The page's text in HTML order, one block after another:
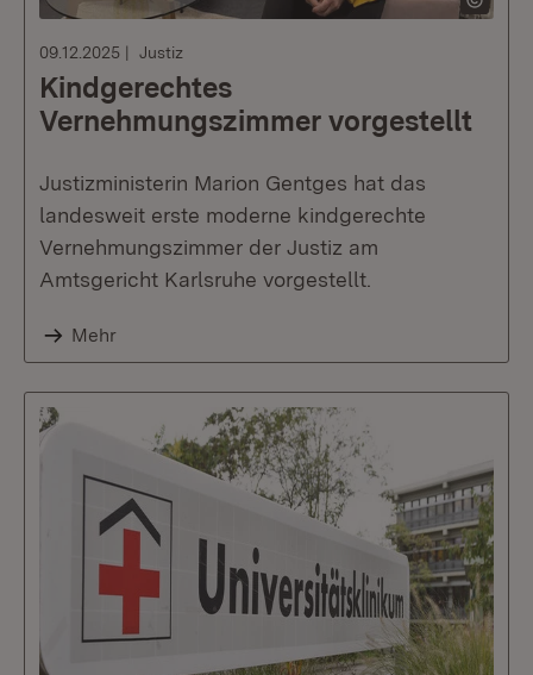
09.12.2025 Justiz
Kindgerechtes
Vernehmungszimmer vorgestellt
Justizministerin Marion Gentges hat das
landesweit erste moderne kindgerechte
Vernehmungszimmer der Justiz am
Amtsgericht Karlsruhe vorgestellt.
Mehr